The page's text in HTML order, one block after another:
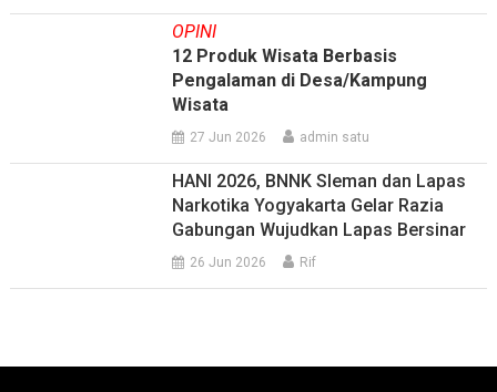
OPINI
12 Produk Wisata Berbasis
Pengalaman di Desa/Kampung
Wisata
27 Jun 2026 admin satu
HANI 2026, BNNK Sleman dan Lapas
Narkotika Yogyakarta Gelar Razia
Gabungan Wujudkan Lapas Bersinar
26 Jun 2026 Rif